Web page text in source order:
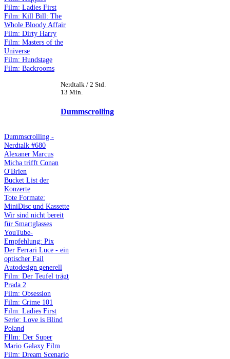
Film: Ladies First
Film: Kill Bill: The
Whole Bloody Affair
Film: Dirty Harry
Film: Masters of the
Universe
Film: Hundstage
Film: Backrooms
Nerdtalk / 2 Std.
13 Min.
Dummscrolling
Dummscrolling -
Nerdtalk #680
Alexaner Marcus
Micha trifft Conan
O'Brien
Bucket List der
Konzerte
Tote Formate:
MiniDisc und Kassette
Wir sind nicht bereit
für Smartglasses
YouTube-
Empfehlung: Pix
Der Ferrari Luce - ein
optischer Fail
Autodesign generell
Film: Der Teufel trägt
Prada 2
Film: Obsession
Film: Crime 101
Film: Ladies First
Serie: Love is Blind
Poland
FIlm: Der Super
Mario Galaxy Film
Film: Dream Scenario